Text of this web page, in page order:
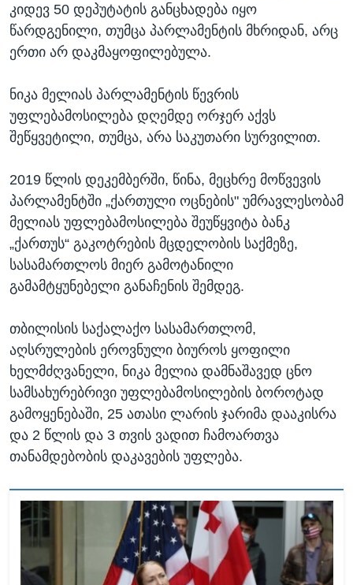
კიდევ 50 დეპუტატის განცხადება იყო
წარდგენილი, თუმცა პარლამენტის მხრიდან, არც
ერთი არ დაკმაყოფილებულა.
ნიკა მელიას პარლამენტის წევრის
უფლებამოსილება დღემდე ორჯერ აქვს
შეწყვეტილი, თუმცა, არა საკუთარი სურვილით.
2019 წლის დეკემბერში, წინა, მეცხრე მოწვევის
პარლამენტში „ქართული ოცნების" უმრავლესობამ
მელიას უფლებამოსილება შეუწყვიტა ბანკ
„ქართუს“ გაკოტრების მცდელობის საქმეზე,
სასამართლოს მიერ გამოტანილი
გამამტყუნებელი განაჩენის შემდეგ.
თბილისის საქალაქო სასამართლომ,
აღსრულების ეროვნული ბიუროს ყოფილი
ხელმძღვანელი, ნიკა მელია დამნაშავედ ცნო
სამსახურებრივი უფლებამოსილების ბოროტად
გამოყენებაში, 25 ათასი ლარის ჯარიმა დააკისრა
და 2 წლის და 3 თვის ვადით ჩამოართვა
თანამდებობის დაკავების უფლება.